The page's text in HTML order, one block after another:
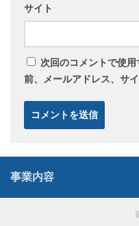
サイト
次回のコメントで使
前、メールアドレス、サイ
事業内容